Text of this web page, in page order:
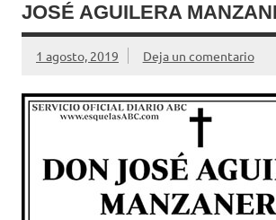
JOSÉ AGUILERA
1 agosto, 2019 Deja un comentario